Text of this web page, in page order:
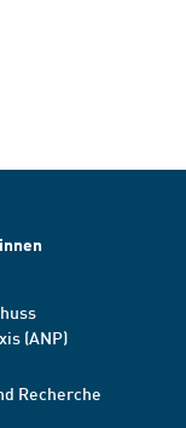
(ANP)
Recherche